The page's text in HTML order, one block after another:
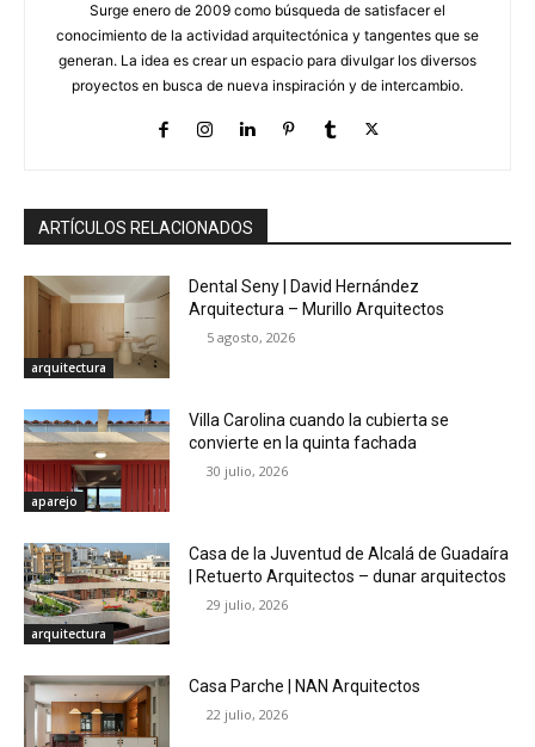
Surge enero de 2009 como búsqueda de satisfacer el
conocimiento de la actividad arquitectónica y tangentes que se
generan. La idea es crear un espacio para divulgar los diversos
proyectos en busca de nueva inspiración y de intercambio.
ARTÍCULOS RELACIONADOS
arquitectura
Dental Seny | David Hernández
Arquitectura – Murillo Arquitectos
5 agosto, 2026
aparejo
Villa Carolina cuando la cubierta se
convierte en la quinta fachada
30 julio, 2026
arquitectura
Casa de la Juventud de Alcalá de Guadaíra
| Retuerto Arquitectos – dunar arquitectos
29 julio, 2026
Casa Parche | NAN Arquitectos
22 julio, 2026